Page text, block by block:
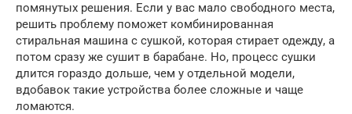
помянутых решения. Если у вас мало свободного места,
решить проблему поможет комбинированная
стиральная машина с сушкой, которая стирает одежду, а
потом сразу же сушит в барабане. Но, процесс сушки
длится гораздо дольше, чем у отдельной модели,
вдобавок такие устройства более сложные и чаще
ломаются.